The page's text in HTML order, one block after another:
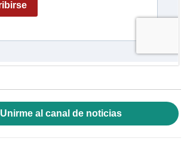
Unirme al canal de noticias